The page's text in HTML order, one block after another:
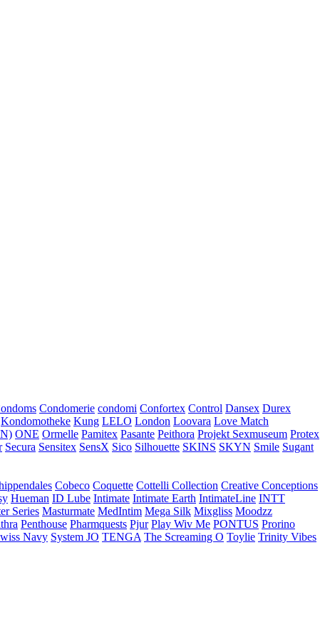
Condomerie condomi Confortex Control Dansex Durex
Kondomotheke Kung LELO London Loovara Love Match
ONE Ormelle Pamitex Pasante Peithora Projekt Sexmuseum Protex
Secura Sensitex SensX Sico Silhouette SKINS SKYN Smile Sugant
Cobeco Coquette Cottelli Collection Creative Conceptions
Hueman ID Lube Intimate Intimate Earth IntimateLine INTT
Series Masturmate MedIntim Mega Silk Mixgliss Moodzz
Penthouse Pharmquests Pjur Play Wiv Me PONTUS Prorino
Navy System JO TENGA The Screaming O Toylie Trinity Vibes